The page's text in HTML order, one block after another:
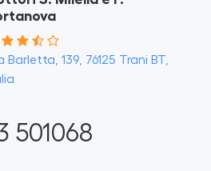
Barletta, 139, 76125 Trani BT,
501068